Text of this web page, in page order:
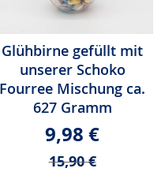
Glühbirne gefüllt mit
unserer Schoko
Fourree Mischung ca.
627 Gramm
Sonderangebot
9,98 €
15,90 €